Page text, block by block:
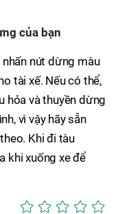
của bạn
nhấn nút dừng màu
tài xế. Nếu có thể,
hỏa và thuyền dừng
vì vậy hãy sẵn
Khi đi tàu
khi xuống xe để